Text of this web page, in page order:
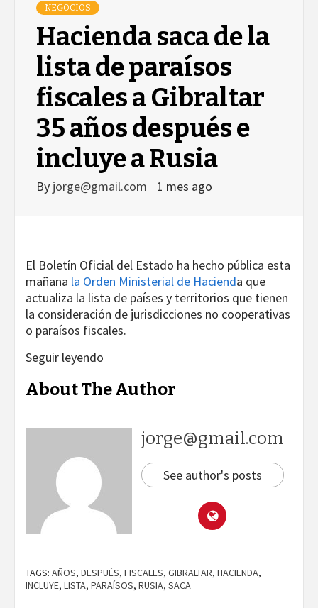
NEGOCIOS
Hacienda saca de la
lista de paraísos
fiscales a Gibraltar
35 años después e
incluye a Rusia
By jorge@gmail.com 1 mes ago
El Boletín Oficial del Estado ha hecho pública esta
mañana la Orden Ministerial de Hacienda que
actualiza la lista de países y territorios que tienen
la consideración de jurisdicciones no cooperativas
o paraísos fiscales.
Seguir leyendo
About The Author
jorge@gmail.com
See author's posts
TAGS: AÑOS, DESPUÉS, FISCALES, GIBRALTAR, HACIENDA,
INCLUYE, LISTA, PARAÍSOS, RUSIA, SACA